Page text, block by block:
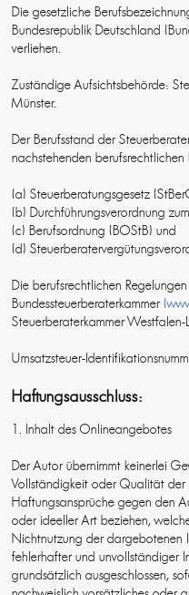
Die gesetzliche
Bundesrepublik Deutschland
verliehen.
Zuständige Aufsichtsbehörde:
Münster.
Der Berufsstand der
nachstehenden berufsrechtlichen
(a) Steuerberatungsgesetz
(b) Durchführungsverordnung
(c) Berufsordnung (BOStB) und
(d)
Die berufsrechtlichen
Bundessteuerberaterkammer
Steuerberaterkammer
Umsatzsteuer-
Haftungsausschluss:
1. Inhalt des Onlineangebotes
Der Autor übernimmt keinerlei
Vollständigkeit oder Qualität der
Haftungsansprüche gegen den
oder ideeller Art beziehen,
Nichtnutzung der dargebotenen
fehlerhafter und unvollständiger
grundsätzlich ausgeschlossen,